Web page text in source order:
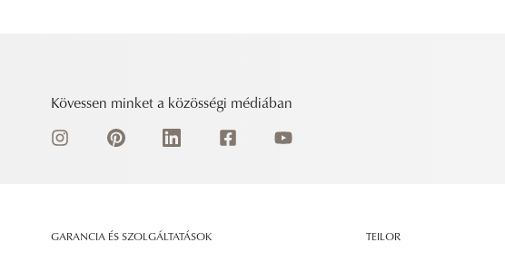
Kövessen minket a közösségi médiában
GARANCIA ÉS SZOLGÁLTATÁSOK TEILOR